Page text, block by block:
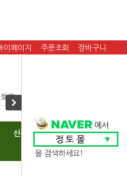
이페이지 주문조회 장바구니
신복